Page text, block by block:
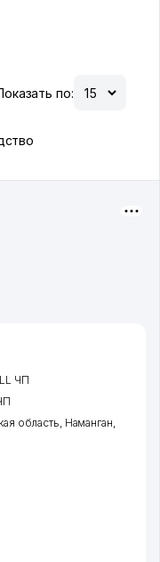
по:
ЧП
область, Наманган,